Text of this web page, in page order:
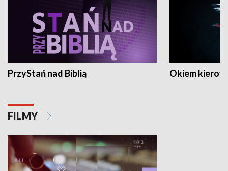
PrzyStań nad Biblią Okiem
FILMY